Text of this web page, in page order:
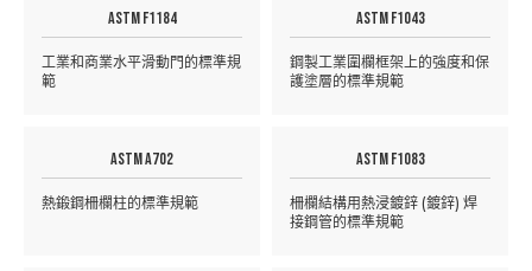
ASTM F1184
工業和商業水平滑動門的標準規
範
ASTM F1043
鋼製工業圍欄框架上的強度和保
護塗層的標準規範
ASTM A702
熱鍛鋼柵欄柱的標準規範
ASTM F1083
柵欄結構用熱浸鍍鋅 (鍍鋅) 焊
接鋼管的標準規範